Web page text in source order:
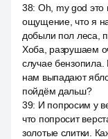
38: Oh, my god это
ощущение, что я
добыли пол леса,
Хоба, разрушаем
случае бензопила.
нам выпадают
пойдём дальш?
39: И попросим у
что попросит
золотые слитки.